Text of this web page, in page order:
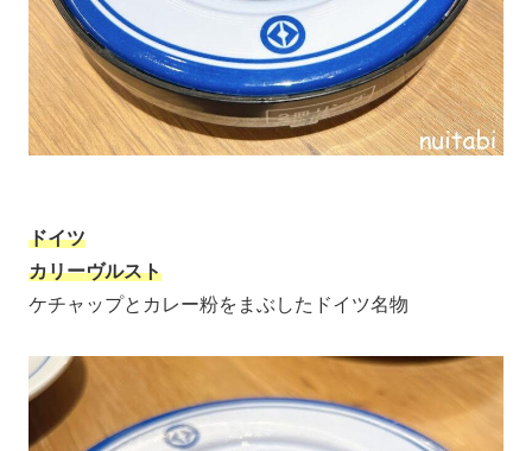
ドイツ
カリーヴルスト
ケチャップとカレー粉をまぶしたドイツ名物